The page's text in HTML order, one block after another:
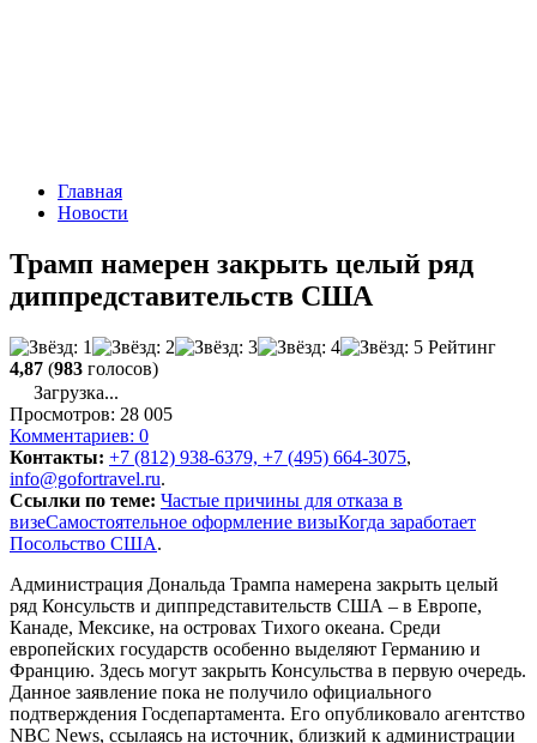
Главная
Новости
Трамп намерен закрыть целый ряд
диппредставительств США
Рейтинг
4,87 (983 голосов)
Загрузка...
Просмотров: 28 005
Комментариев: 0
Контакты: +7 (812) 938-6379, +7 (495) 664-3075,
info@gofortravel.ru.
Ссылки по теме: Частые причины для отказа в
визеСамостоятельное оформление визыКогда заработает
Посольство США.
Администрация Дональда Трампа намерена закрыть целый
ряд Консульств и диппредставительств США – в Европе,
Канаде, Мексике, на островах Тихого океана. Среди
европейских государств особенно выделяют Германию и
Францию. Здесь могут закрыть Консульства в первую очередь.
Данное заявление пока не получило официального
подтверждения Госдепартамента. Его опубликовало агентство
NBC News, ссылаясь на источник, близкий к администрации